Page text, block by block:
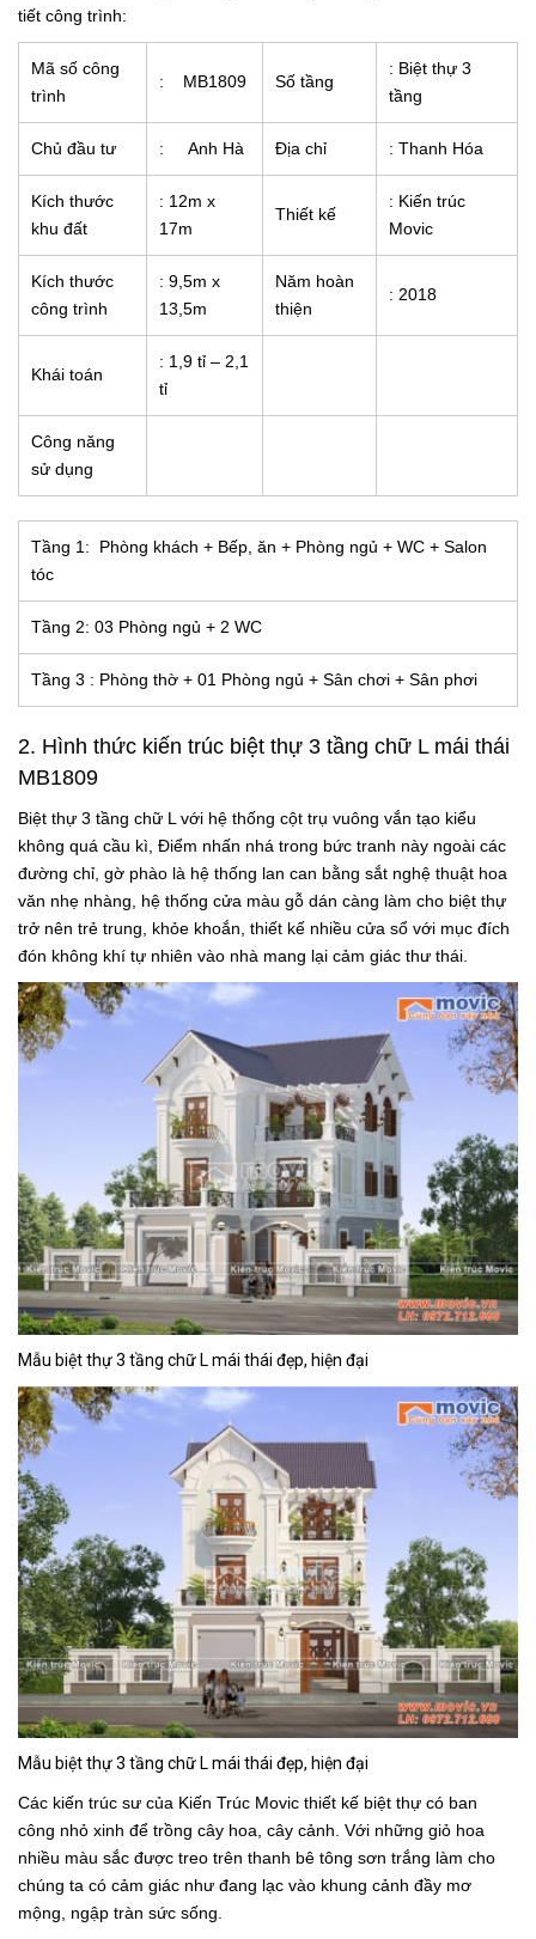
tiết công trình:
Mã số công
trình
: MB1809 Số tầng
: Biệt thự 3
tầng
Chủ đầu tư : Anh Hà Địa chỉ : Thanh Hóa
Kích thước
khu đất
: 12m x
17m
Thiết kế
: Kiến trúc
Movic
Kích thước
công trình
: 9,5m x
13,5m
Năm hoàn
thiện
: 2018
Khái toán
: 1,9 tỉ – 2,1
tỉ
Công năng
sử dụng
Tầng 1: Phòng khách + Bếp, ăn + Phòng ngủ + WC + Salon
tóc
Tầng 2: 03 Phòng ngủ + 2 WC
Tầng 3 : Phòng thờ + 01 Phòng ngủ + Sân chơi + Sân phơi
2. Hình thức kiến trúc biệt thự 3 tầng chữ L mái thái
MB1809
Biệt thự 3 tầng chữ L với hệ thống cột trụ vuông vắn tạo kiểu
không quá cầu kì, Điểm nhấn nhá trong bức tranh này ngoài các
đường chỉ, gờ phào là hệ thống lan can bằng sắt nghệ thuật hoa
văn nhẹ nhàng, hệ thống cửa màu gỗ dán càng làm cho biệt thự
trở nên trẻ trung, khỏe khoắn, thiết kế nhiều cửa sổ với mục đích
đón không khí tự nhiên vào nhà mang lại cảm giác thư thái.
Mẫu biệt thự 3 tầng chữ L mái thái đẹp, hiện đại
Mẫu biệt thự 3 tầng chữ L mái thái đẹp, hiện đại
Các kiến trúc sư của Kiến Trúc Movic thiết kế biệt thự có ban
công nhỏ xinh để trồng cây hoa, cây cảnh. Với những giỏ hoa
nhiều màu sắc được treo trên thanh bê tông sơn trắng làm cho
chúng ta có cảm giác như đang lạc vào khung cảnh đầy mơ
mộng, ngập tràn sức sống.